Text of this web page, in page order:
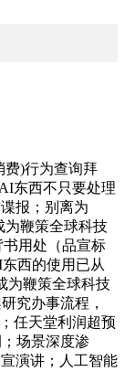
)行为查询拜
东西不只要处理
报；别离为
为鞭策全球科技
用处（品宣标
西的使用已从
为鞭策全球科技
究办事流程，
任天堂利润超预
场景深度渗
演讲；人工智能